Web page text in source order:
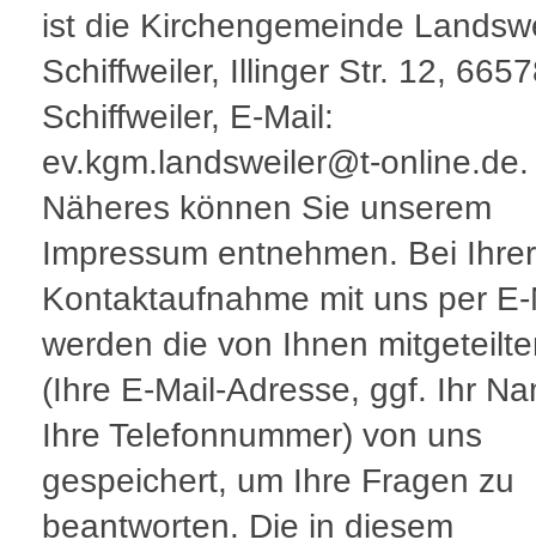
ist die Kirchengemeinde
Schiffweiler, Illinger Str. 12,
Schiffweiler, E-Mail:
ev.kgm.landsweiler@t-online.de.
Näheres können Sie unserem
Impressum entnehmen. Bei Ihrer
Kontaktaufnahme mit uns per
werden die von Ihnen
(Ihre E-Mail-Adresse, ggf. Ihr
Ihre Telefonnummer) von uns
gespeichert, um Ihre Fragen zu
beantworten. Die in diesem